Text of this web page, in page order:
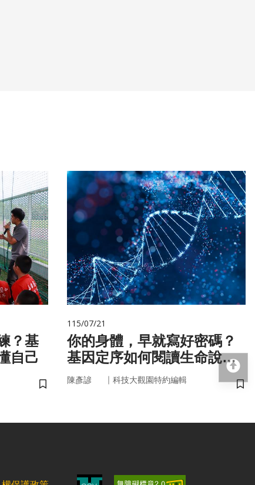
？基
自己
儲存書籤
115/07/21
你的身體，早就寫好密碼？
基因定序如何閱讀生命說明
書
陳彥諺 ｜ 科技大觀園特約編輯
儲
回